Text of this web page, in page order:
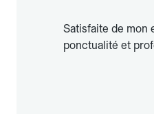
Satisfaite de mon
ponctualité et